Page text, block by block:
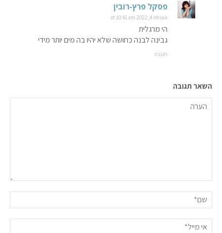
פסקל פרץ-רובין
אוגוסט 4, 2022 at 10:41 am
הי מרגלית
גבינה לבנה כחושה שלא יהיו בה מים יותר מידי
תגובה
השאר תגובה